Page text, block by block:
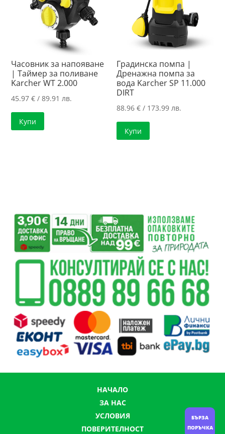
Часовник за напояване
| Таймер за поливане
Karcher WT 2.000
45.97€ / 89.91 лв.
Купи
Градинска помпа |
Дренажна помпа за
вода Karcher SP 11.000
DIRT
88.96€ / 173.99 лв.
Купи
НАЧАЛО
ЗА НАС
УСЛОВИЯ
ПОВЕРИТЕЛНОСТ
БЪРЗА
ПОРЪЧКА